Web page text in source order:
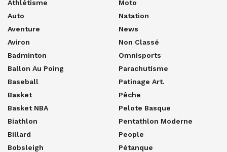
Athlétisme
Auto
Aventure
Aviron
Badminton
Ballon Au Poing
Baseball
Basket
Basket NBA
Biathlon
Billard
Bobsleigh
Moto
Natation
News
Non Classé
Omnisports
Parachutisme
Patinage Art.
Pêche
Pelote Basque
Pentathlon Moderne
People
Pétanque